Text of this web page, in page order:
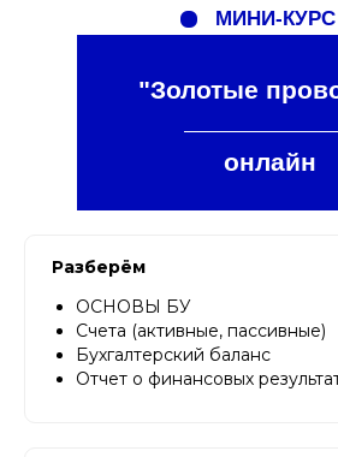
МИНИ-КУРС
"Золотые
онлайн
Разберём
ОСНОВЫ БУ
Счета (активные, пассивные)
Бухгалтерский баланс
Отчет о финансовых